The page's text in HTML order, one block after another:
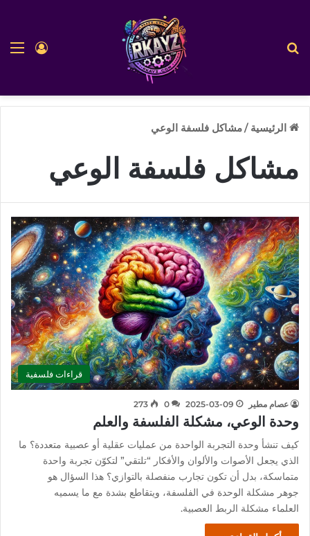
تسجيل
الرئيسية /مشاكل فلسفة الوعي
مشاكل فلسفة الوعي
قراءات فلسفية
عصام مطير 2025-03-09
0
273
وحدة الوعي، مشكلة الفلسفة والعلم
كيف تنشأ وحدة التجربة الواحدة من عمليات عقلية أو عصبية متعددة؟ ما
الذي يجعل الأصوات والألوان والأفكار “تلتقي” لتكوّن تجربة واحدة
متماسكة، بدل أن تكون تجارب منفصلة بالتوازي؟ هذا السؤال هو
جوهر مشكلة الوحدة في الفلسفة، ويتقاطع بشدة مع ما يسميه
العلماء مشكلة الربط العصبية.